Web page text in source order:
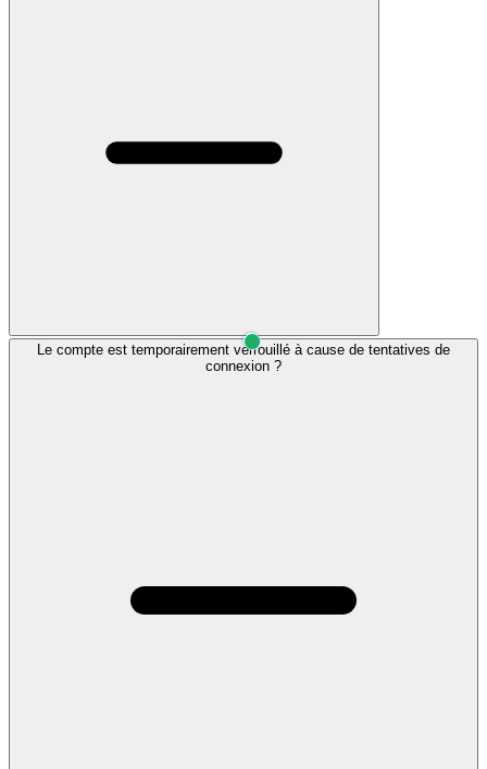
Le compte est temporairement verrouillé à cause de tentatives de
connexion ?